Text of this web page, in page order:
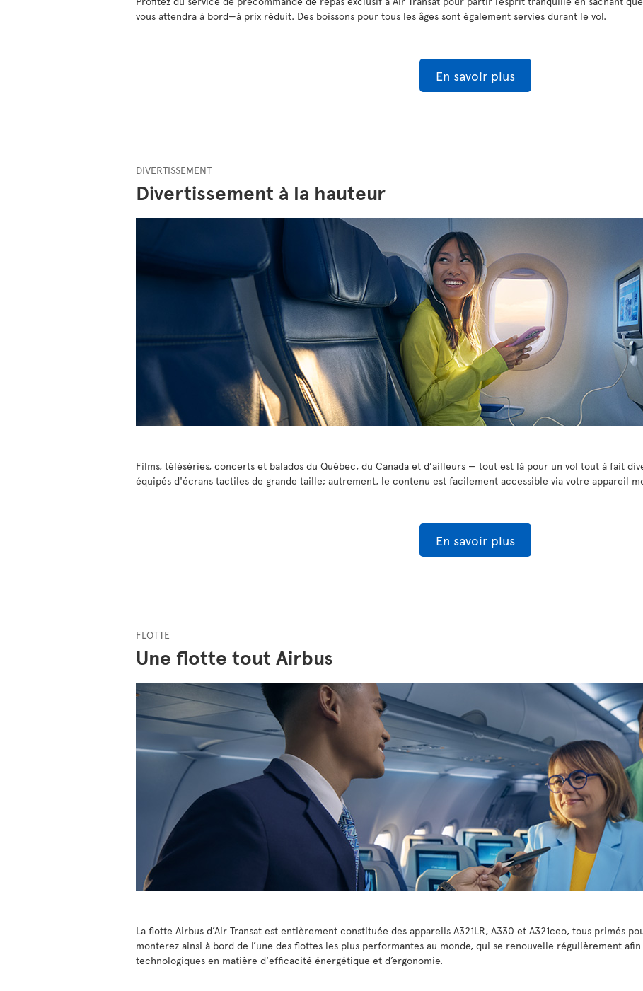
vous attendra à bord—à prix réduit. Des boissons pour tous les âges sont également servies durant le vol.
En savoir plus
DIVERTISSEMENT
Divertissement à la hauteur
Films, téléséries, concerts et balados du Québec, du Canada et d’ailleurs — tout est là pour un vol tout à fait
équipés d'écrans tactiles de grande taille; autrement, le contenu est facilement accessible via votre appareil
En savoir plus
FLOTTE
Une flotte tout Airbus
La flotte Airbus d’Air Transat est entièrement constituée des appareils A321LR, A330 et A321ceo, tous primés
monterez ainsi à bord de l’une des flottes les plus performantes au monde, qui se renouvelle régulièrement
technologiques en matière d'efficacité énergétique et d’ergonomie.